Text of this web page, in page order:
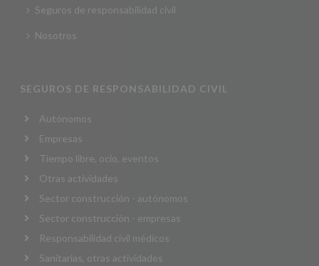
Seguros de responsabilidad civil
Nosotros
SEGUROS DE RESPONSABILIDAD CIVIL
Autónomos
Empresas
Tiempo libre, ocio, eventos
Otras actividades
Sector construcción - autónomos
Sector construcción - empresas
Responsabilidad civil médicos
Sanitarias, otras actividades